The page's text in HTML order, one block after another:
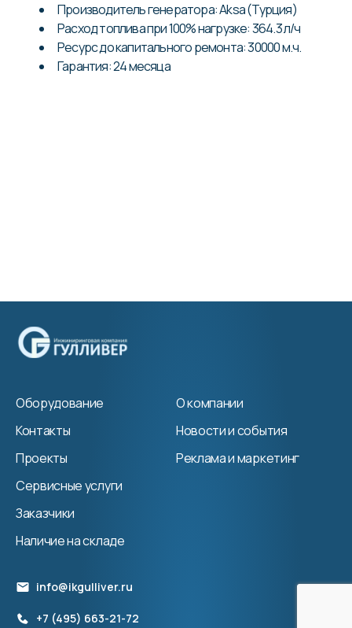
Производитель генератора: Aksa (Турция)
Расход топлива при 100% нагрузке: 364.3 л/ч
Ресурс до капитального ремонта: 30000 м.ч.
Гарантия: 24 месяца
Оборудование
Контакты
Проекты
Сервисные услуги
Заказчики
Наличие на складе
О компании
Новости и события
Реклама и маркетинг
info@ikgulliver.ru
+7 (495) 663-21-72